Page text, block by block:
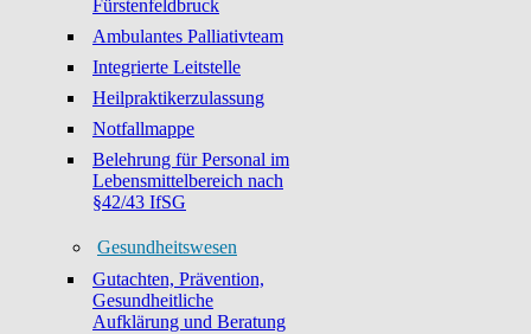
Fürstenfeldbruck
Ambulantes Palliativteam
Integrierte Leitstelle
Heilpraktikerzulassung
Notfallmappe
Belehrung für Personal im
Lebensmittelbereich nach
§42/43 IfSG
Gesundheitswesen
Gutachten, Prävention,
Gesundheitliche
Aufklärung und Beratung